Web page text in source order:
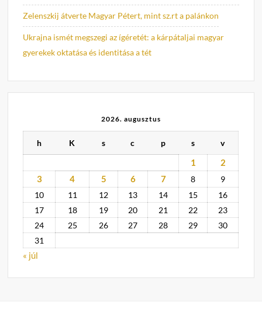
Zelenszkij átverte Magyar Pétert, mint sz.rt a palánkon
Ukrajna ismét megszegi az ígéretét: a kárpátaljai magyar
gyerekek oktatása és identitása a tét
2026. augusztus
h K s c p s v
1
2
3
4 5 6 7 8
9
10
11 12 13 14 15
16
17
18 19 20 21 22
23
24
25 26 27 28 29
30
31
« júl